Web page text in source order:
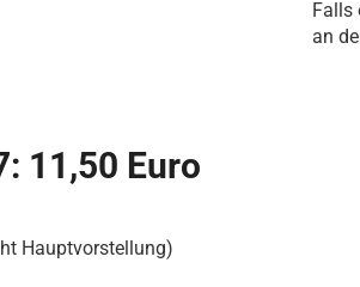
Falls
an
11,50 Euro
Hauptvorstellung)